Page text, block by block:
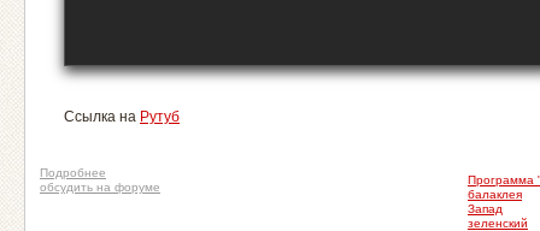
Ссылка на Рутуб
Программа
балаклея
Запад
зеленский
Подробнее
обсудить на форуме